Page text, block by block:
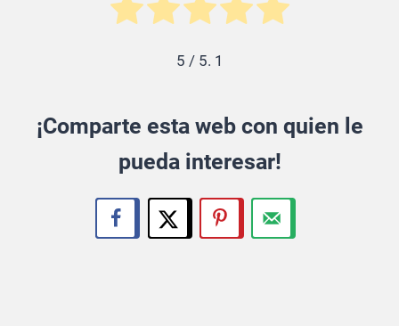
5 / 5. 1
¡Comparte esta web con quien le
pueda interesar!